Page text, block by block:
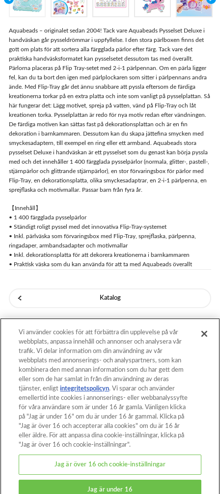
Aquabeads – originalet sedan 2004! Tack vare Aquabeads Pysselset Deluxe i
handväskan går pysseldrömmar i uppfyllelse. I den stora pärlboxen finns det
gott om plats för att sortera alla färgglada pärlor efter färg. Tack vare det
praktiska handväsksformatet kan pysselsetet dessutom tas med överallt.
Pärlorna placeras på Flip Tray-setet med 2-i-1 pärlpennan. Om en pärla ligger
fel, kan du ta bort den igen med pärlplockaren som sitter i pärlpennans andra
ände. Med Flip-Tray går det ännu snabbare att pyssla eftersom de färdiga
kreationerna torkar på en extra platta och inte som vanligt på pysselplattan. Så
här fungerar det: Lägg motivet, spreja på vatten, vänd på Flip-Tray och låt
kreationen torka. Pysselplattan är redo för nya motiv redan efter vändningen.
De färdiga motiven kan sättas fast på dekorationsplattan och är en fin
dekoration i barnkammaren. Dessutom kan du skapa jättefina smycken med
smyckesadaptern, till exempel en ring eller ett armband. Aquabeads stora
pysselset Deluxe i handväskan är ett pysselset som du genast kan börja pyssla
med och det innehåller 1 400 färgglada pysselpärlor (normala, glitter-, pastell-,
stjärnpärlor och glittrande stjärnpärlor), en stor förvaringsbox för pärlor med
Flip-Tray, en dekorationsplatta, olika smyckesadaptrar, en 2-i-1 pärlpenna, en
sprejflaska och motivmallar. Passar barn från fyra år.
【Innehåll】
• 1 400 färgglada pysselpärlor
• Ständigt roligt pyssel med det innovativa Flip-Tray-systemet
• Inkl. pärlväska som förvaringsbox med Flip-Tray, sprejflaska, pärlpenna,
ringadaper, armbandsadapter och motivmallar
• Inkl. dekorationsplatta för att dekorera kreationerna i barnkammaren
• Praktisk väska som du kan använda för att ta med Aquabeads överallt
Katalog
Till sidans topp
Hem Katalog
Vad är Aquabeads?
Om den här webbplatsen
Sekretesspolicy
Cookies
Cookie-inställningar
Vi använder cookies för att förbättra din upplevelse på vår
webbplats, anpassa innehåll och annonser och analysera vår
trafik. Vi delar information om din användning av vår
webbplats med annonserings- och analyspartners, som kan
kombinera den med annan information som du har gett dem
eller som de har samlat in från din användning av deras
tjänster, enligtintegritetspolicyn. Vi sparar och använder
emellertid inte cookies i annonserings- eller webbanalyssyfte
för våra användare som är under 16 år gamla. Vänligen klicka
på "Jag är under 16" om du är under 16 år gammal. Klicka på
"Jag är över 16 och accepterar alla cookies" om du är 16 år
eller äldre. För att anpassa dina cookie-inställningar, klicka på
"Jag är över 16 och cookie-inställningar".
Jag är över 16 och cookie-inställningar
Jag är under 16